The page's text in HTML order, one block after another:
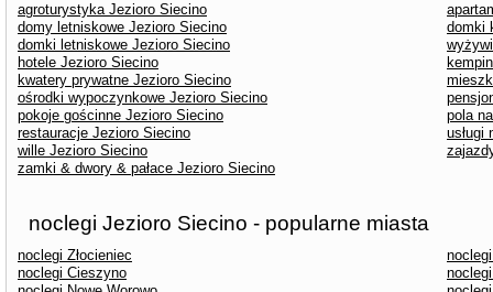
agroturystyka Jezioro Siecino
domy letniskowe Jezioro Siecino
domki
domki letniskowe Jezioro Siecino
hotele Jezioro Siecino
kwatery prywatne Jezioro Siecino
ośrodki wypoczynkowe Jezioro Siecino
pokoje gościnne Jezioro Siecino
pola
restauracje Jezioro Siecino
usługi
wille Jezioro Siecino
zamki & dwory & pałace Jezioro Siecino
noclegi Jezioro Siecino - popularne miasta
noclegi Złocieniec
noclegi Cieszyno